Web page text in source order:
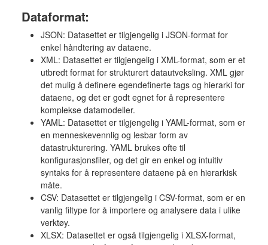
Dataformat:
JSON: Datasettet er tilgjengelig i JSON-format for
enkel håndtering av dataene.
XML: Datasettet er tilgjengelig i XML-format, som er et
utbredt format for strukturert datautveksling. XML gjør
det mulig å definere egendefinerte tags og hierarki for
dataene, og det er godt egnet for å representere
komplekse datamodeller.
YAML: Datasettet er tilgjengelig i YAML-format, som er
en menneskevennlig og lesbar form av
datastrukturering. YAML brukes ofte til
konfigurasjonsfiler, og det gir en enkel og intuitiv
syntaks for å representere dataene på en hierarkisk
måte.
CSV: Datasettet er tilgjengelig i CSV-format, som er en
vanlig filtype for å importere og analysere data i ulike
verktøy.
XLSX: Datasettet er også tilgjengelig i XLSX-format,